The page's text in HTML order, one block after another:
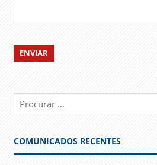
COMUNICADOS RECENTES